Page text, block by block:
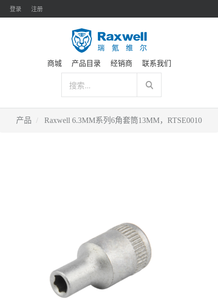
登录 注册
商城 产品目录 经销商 联系我们
产品 Raxwell 6.3MM系列6角套筒13MM，RTSE0010